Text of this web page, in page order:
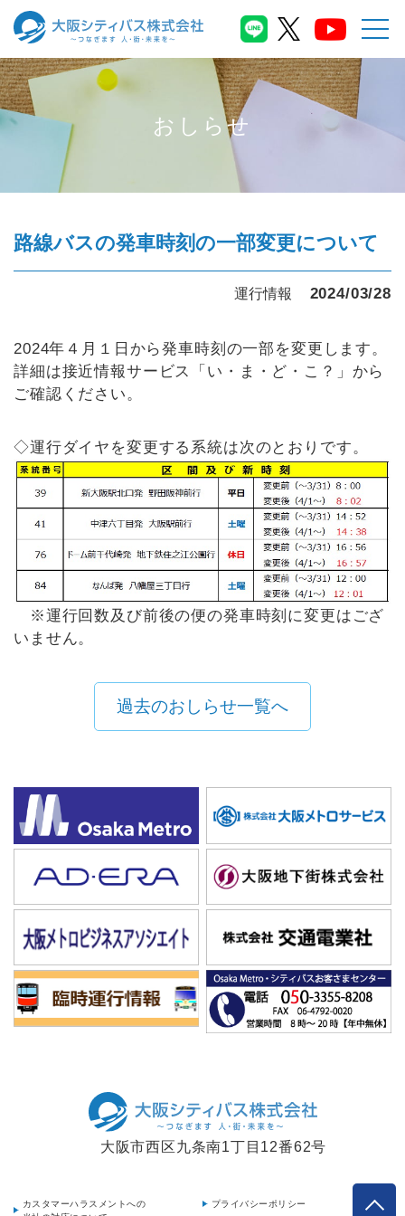
おしらせ
路線バスの発車時刻の一部変更について
運行情報 2024/03/28
2024年４月１日から発車時刻の一部を変更します。
詳細は接近情報サービス「い・ま・ど・こ？」から
ご確認ください。
◇運行ダイヤを変更する系統は次のとおりです。
※運行回数及び前後の便の発車時刻に変更はござ
いません。
過去のおしらせ一覧へ
大阪市西区九条南1丁目12番62号
カスタマーハラスメントへの
プライバシーポリシー